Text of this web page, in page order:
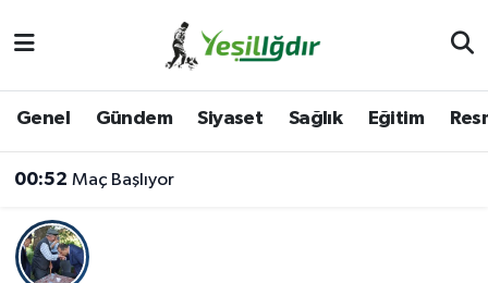
Genel Gündem Siyaset Sağlık Eğitim
00:52 Maç Başlıyor
İğdir Namaz Vakitleri
Iğdır Trafik Yoğunluk Haritası